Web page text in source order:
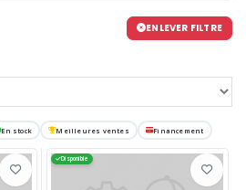
ENLEVER FILTRE
En stock Meilleures ventes Financement
Disponible